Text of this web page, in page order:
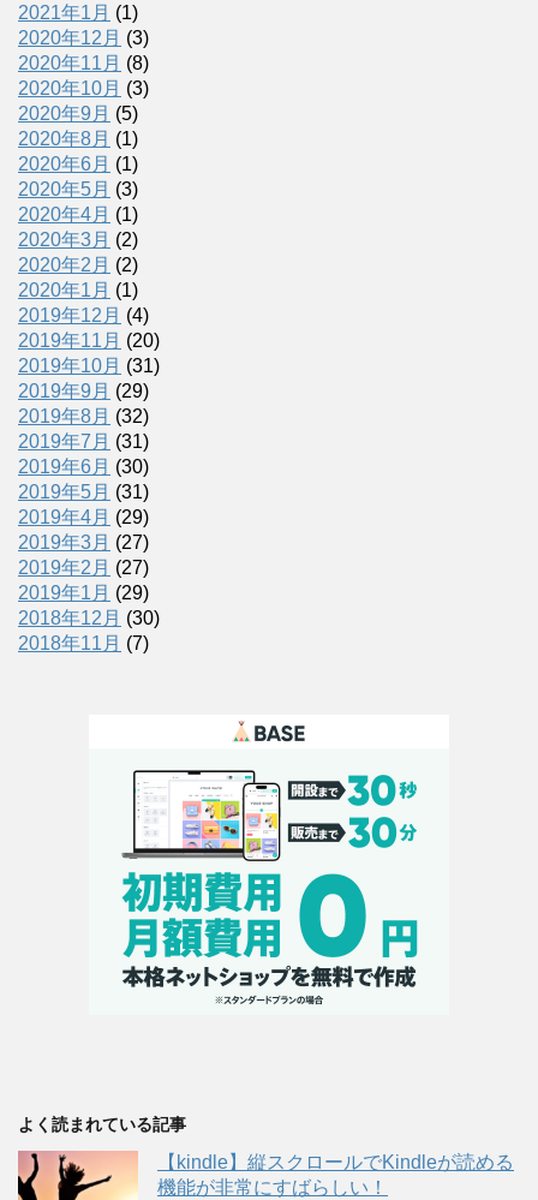
2021年1月 (1)
2020年12月 (3)
2020年11月 (8)
2020年10月 (3)
2020年9月 (5)
2020年8月 (1)
2020年6月 (1)
2020年5月 (3)
2020年4月 (1)
2020年3月 (2)
2020年2月 (2)
2020年1月 (1)
2019年12月 (4)
2019年11月 (20)
2019年10月 (31)
2019年9月 (29)
2019年8月 (32)
2019年7月 (31)
2019年6月 (30)
2019年5月 (31)
2019年4月 (29)
2019年3月 (27)
2019年2月 (27)
2019年1月 (29)
2018年12月 (30)
2018年11月 (7)
よく読まれている記事
【kindle】縦スクロールでKindleが読める
機能が非常にすばらしい！